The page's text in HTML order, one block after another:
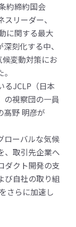
約締約国会
リーダー、
に関する最大
刻化する中、
変動対策にお
るJCLP（日本
の視察団の一員
髙野 明彦が
ローバルな気候
、取引先企業へ
ダクト開発の支
び自社の取り組
さらに加速し